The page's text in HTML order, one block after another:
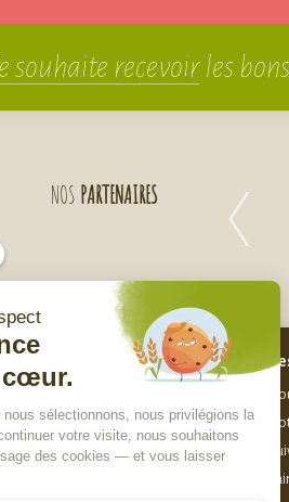
souhaite recevoirles
NOS PARTENAIRES
de sélection des produits
labels